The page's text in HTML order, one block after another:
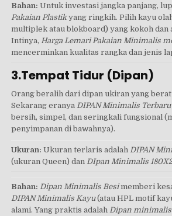
Bahan: Untuk investasi jangka panjang,
Pakaian Plastikyang ringkih. Pilih kayu
multiplek atau blokboard) yang kokoh dan
Intinya, Harga Lemari Pakaian Minimalis
mencerminkan kualitas rangka dan jenis
3.Tempat Tidur (Dipan)
Orang beralih dari dipan ukiran yang berat
Sekarang eranya DIPAN Minimalis Terbaru
bersih, simpel, dan seringkali fungsional
penyimpanan di bawahnya).
Ukuran: Ukuran terlaris adalah DIPAN
(ukuran Queen) dan DIpan Minimalis
Bahan: Dipan Minimalis Besimemberi
DIPAN Minimalis Kayu(atau HPL motif
alami. Yang praktis adalah Dipan